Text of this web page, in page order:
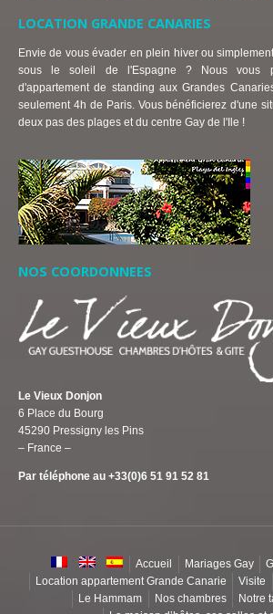
LOCATION GRANDE CANARIES
Envie de vous évader en plein hiver ou
sous le soleil de l'Espagne ? Nous vous
d'appartement de standing aux Grandes
seulement 4h de Paris. Vous bénéficierez d'une
deux pas des plages et du centre Gay de l'Ile !
NOS COORDONNEES
Le Vieux Donjon
6 Place du Bourg
45290 Pressigny les Pins
– France –
Par téléphone au +33(0)6 51 91 52 81
Accueil Mariages Gay
Location appartement Grande Canarie
Visite
Le Hammam
Nos chambres
Notre